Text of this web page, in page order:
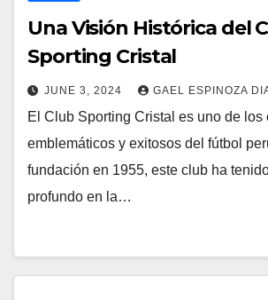
Una Visión Histórica del
Sporting Cristal
JUNE 3, 2024 GAEL ESPINOZA
El Club Sporting Cristal es uno de los
emblemáticos y exitosos del fútbol
fundación en 1955, este club ha
profundo en la…